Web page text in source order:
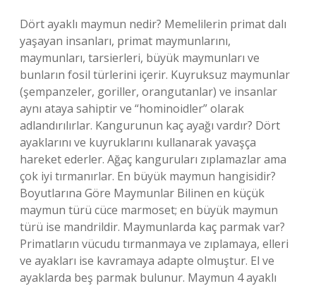
Dört ayaklı maymun nedir? Memelilerin primat dalı
yaşayan insanları, primat maymunlarını,
maymunları, tarsierleri, büyük maymunları ve
bunların fosil türlerini içerir. Kuyruksuz maymunlar
(şempanzeler, goriller, orangutanlar) ve insanlar
aynı ataya sahiptir ve “hominoidler” olarak
adlandırılırlar. Kangurunun kaç ayağı vardır? Dört
ayaklarını ve kuyruklarını kullanarak yavaşça
hareket ederler. Ağaç kanguruları zıplamazlar ama
çok iyi tırmanırlar. En büyük maymun hangisidir?
Boyutlarına Göre Maymunlar Bilinen en küçük
maymun türü cüce marmoset; en büyük maymun
türü ise mandrildir. Maymunlarda kaç parmak var?
Primatların vücudu tırmanmaya ve zıplamaya, elleri
ve ayakları ise kavramaya adapte olmuştur. El ve
ayaklarda beş parmak bulunur. Maymun 4 ayaklı